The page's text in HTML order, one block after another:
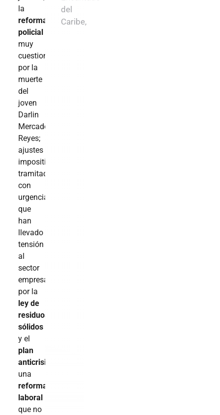
la
reforma
policial
muy
cuestionada
por la
muerte
del
joven
Darlin
Mercado
Reyes;
ajustes
impositivos
tramitados
con
urgencia
que
han
llevado
tensión
al
sector
empresarial
por la
ley de
residuos
sólidos
y el
plan
anticrisis
una
reforma
laboral
que no
del
Caribe,